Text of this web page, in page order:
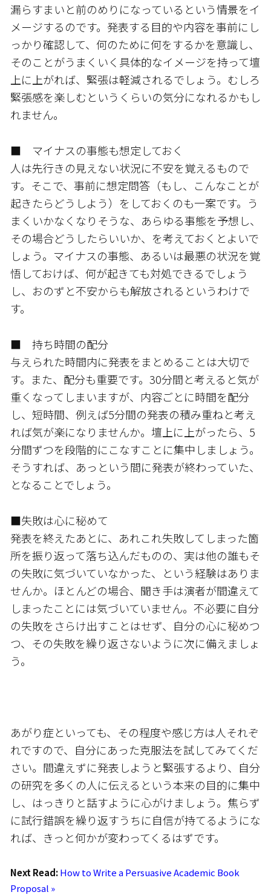
漏らすまいと前のめりになっているという情景をイ
メージするのです。発表する目的や内容を事前にし
っかり確認して、何のために何をするかを意識し、
そのことがうまくいく具体的なイメージを持って壇
上に上がれば、緊張は軽減されるでしょう。むしろ
緊張感を楽しむというくらいの気分になれるかもし
れません。
■ マイナスの事態も想定しておく
人は先行きの見えない状況に不安を覚えるもので
す。そこで、事前に想定問答（もし、こんなことが
起きたらどうしよう）をしておくのも一案です。う
まくいかなくなりそうな、あらゆる事態を予想し、
その場合どうしたらいいか、を考えておくとよいで
しょう。マイナスの事態、あるいは最悪の状況を覚
悟しておけば、何が起きても対処できるでしょう
し、おのずと不安からも解放されるというわけで
す。
■ 持ち時間の配分
与えられた時間内に発表をまとめることは大切で
す。また、配分も重要です。30分間と考えると気が
重くなってしまいますが、内容ごとに時間を配分
し、短時間、例えば5分間の発表の積み重ねと考え
れば気が楽になりませんか。壇上に上がったら、5
分間ずつを段階的にこなすことに集中しましょう。
そうすれば、あっという間に発表が終わっていた、
となることでしょう。
■失敗は心に秘めて
発表を終えたあとに、あれこれ失敗してしまった箇
所を振り返って落ち込んだものの、実は他の誰もそ
の失敗に気づいていなかった、という経験はありま
せんか。ほとんどの場合、聞き手は演者が間違えて
しまったことには気づいていません。不必要に自分
の失敗をさらけ出すことはせず、自分の心に秘めつ
つ、その失敗を繰り返さないように次に備えましょ
う。
あがり症といっても、その程度や感じ方は人それぞ
れですので、自分にあった克服法を試してみてくだ
さい。間違えずに発表しようと緊張するより、自分
の研究を多くの人に伝えるという本来の目的に集中
し、はっきりと話すように心がけましょう。焦らず
に試行錯誤を繰り返すうちに自信が持てるようにな
れば、きっと何かが変わってくるはずです。
Next Read:How to Write a Persuasive Academic Book
Proposal »